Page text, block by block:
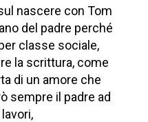
nascere con Tom
del padre perché
classe sociale,
la scrittura, come
di un amore che
sempre il padre ad